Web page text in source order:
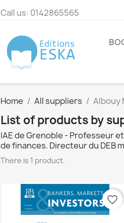
Call us: 0142865565
Home All suppliers Albouy
List of products by
IAE de Grenoble - Professeur
de finances. Directeur du DEB
There is 1 product.
favorite_border